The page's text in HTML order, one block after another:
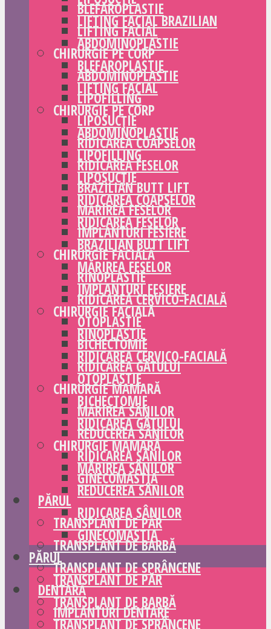
BLEFAROPLASTIE
LIFTING FACIAL
CHIRURGIE PE CORP
ABDOMINOPLASTIE
LIPOFILLING
LIPOSUCȚIE
RIDICAREA COAPSELOR
RIDICAREA FESELOR
BRAZILIAN BUTT LIFT
MĂRIREA FESELOR
IMPLANTURI FESIERE
CHIRURGIE FACIALĂ
RINOPLASTIE
RIDICAREA CERVICO-FACIALĂ
OTOPLASTIE
BICHECTOMIE
RIDICAREA GÂTULUI
CHIRURGIE MAMARĂ
MĂRIREA SÂNILOR
REDUCEREA SÂNILOR
RIDICAREA SÂNILOR
GINECOMASTIA
PĂRUL
TRANSPLANT DE PĂR
TRANSPLANT DE BARBĂ
TRANSPLANT DE SPRÂNCENE
DENTARĂ
IMPLANTURI DENTARE
LIFTING FACIAL BRAZILIAN
ABDOMINOPLASTIE
BLEFAROPLASTIE
LIFTING FACIAL
CHIRURGIE PE CORP
ABDOMINOPLASTIE
LIPOFILLING
LIPOSUCȚIE
RIDICAREA COAPSELOR
RIDICAREA FESELOR
BRAZILIAN BUTT LIFT
MĂRIREA FESELOR
IMPLANTURI FESIERE
CHIRURGIE FACIALĂ
RINOPLASTIE
RIDICAREA CERVICO-FACIALĂ
OTOPLASTIE
BICHECTOMIE
RIDICAREA GÂTULUI
CHIRURGIE MAMARĂ
MĂRIREA SÂNILOR
REDUCEREA SÂNILOR
RIDICAREA SÂNILOR
GINECOMASTIA
PĂRUL
TRANSPLANT DE PĂR
TRANSPLANT DE BARBĂ
TRANSPLANT DE SPRÂNCENE